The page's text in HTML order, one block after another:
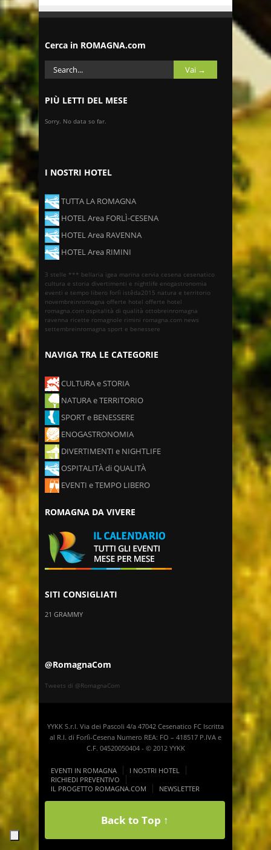
Cerca in ROMAGNA.com
PIÙ LETTI DEL MESE
Sorry. No data so far.
I NOSTRI HOTEL
TUTTA LA ROMAGNA
HOTEL Area FORLÌ-CESENA
HOTEL Area RAVENNA
HOTEL Area RIMINI
3 stelle *** bellaria igea marina cervia cesena cesenatico
cultura e storia divertimenti e nightlife enogastronomia
eventi e tempo libero forlì istêda2015 natura e territorio
novembreinromagna offerte hotel offerte hotel
romagna.com ospitalità di qualità ottobreinromagna
ravenna ricette romagnole rimini romagna.com news
settembreinromagna sport e benessere
NAVIGA TRA LE CATEGORIE
CULTURA e STORIA
NATURA e TERRITORIO
SPORT e BENESSERE
ENOGASTRONOMIA
DIVERTIMENTI e NIGHTLIFE
OSPITALITÀ di QUALITÀ
EVENTI e TEMPO LIBERO
ROMAGNA DA VIVERE
SITI CONSIGLIATI
21 GRAMMY
@RomagnaCom
Tweets di @RomagnaCom
YYKK S.r.l. Via dei Pascoli 4/a 47042 Cesenatico FC Iscritta
al R.I. di Forlì-Cesena Numero REA: FO – 418517 P.IVA e
C.F. 04520050404 - © 2012 YYKK
EVENTI IN ROMAGNA
I NOSTRI HOTEL
RICHIEDI PREVENTIVO
IL PROGETTO ROMAGNA.COM
NEWSLETTER
Back to Top ↑